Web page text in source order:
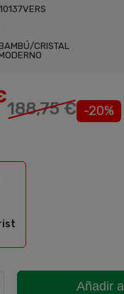
BAMBÚ/CRISTAL
188,75 € -20%
Cristal
Añadir